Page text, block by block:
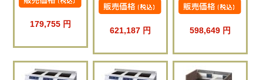
179,755 円
621,187 円 598,649 円